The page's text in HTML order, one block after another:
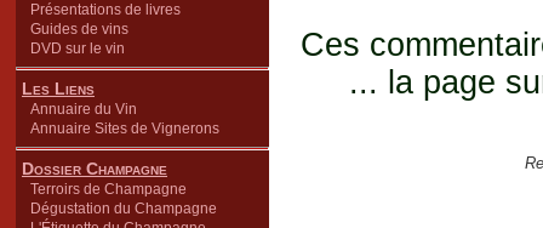
Présentations de livres
Guides de vins
DVD sur le vin
Les Liens
Annuaire du Vin
Annuaire Sites de Vignerons
Dossier Champagne
Terroirs de Champagne
Dégustation du Champagne
Ces
... la page